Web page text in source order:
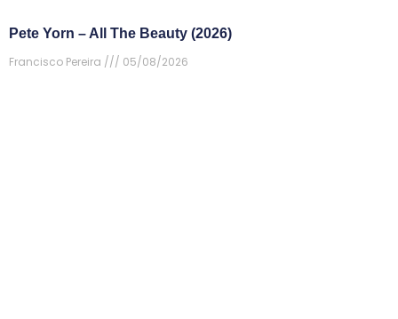
Pete Yorn – All The Beauty (2026)
Francisco Pereira
05/08/2026